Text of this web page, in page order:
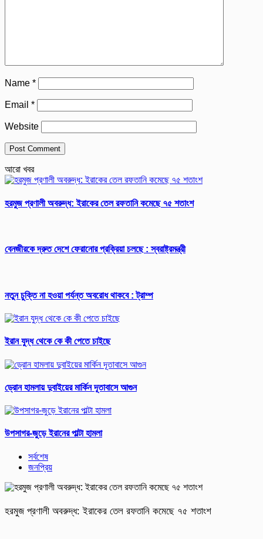
Name *
Email *
Website
আরো খবর
হরমুজ প্রণালী অবরুদ্ধ: ইরাকের তেল রফতানি কমেছে ৭৫ শতাংশ
বেনজীরকে দ্রুত দেশে ফেরানোর প্রক্রিয়া চলছে : স্বরাষ্ট্রমন্ত্রী
নতুন চুক্তি না হওয়া পর্যন্ত অবরোধ থাকবে : ট্রাম্প
ইরান যুদ্ধ থেকে কে কী পেতে চাইছে
ড্রোন হামলায় দুবাইয়ের মার্কিন দূতাবাসে আগুন
উপসাগর-জুড়ে ইরানের পাল্টা হামলা
সর্বশেষ
জনপ্রিয়
হরমুজ প্রণালী অবরুদ্ধ: ইরাকের তেল রফতানি কমেছে ৭৫ শতাংশ